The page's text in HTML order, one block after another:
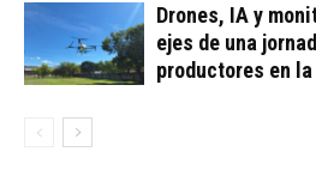
Drones, IA y
ejes de una
productores en